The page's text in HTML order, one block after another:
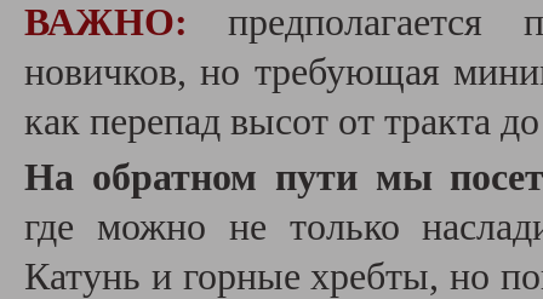
ВАЖНО:
новичков, но требующая
как перепад высот от тракта
На обратном пути мы
где можно не только
Катунь и горные хребты, но